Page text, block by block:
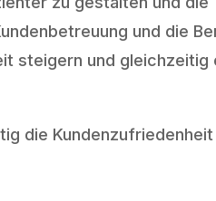
und die
steigern und gleichzeitig
die Kundenzufriedenheit